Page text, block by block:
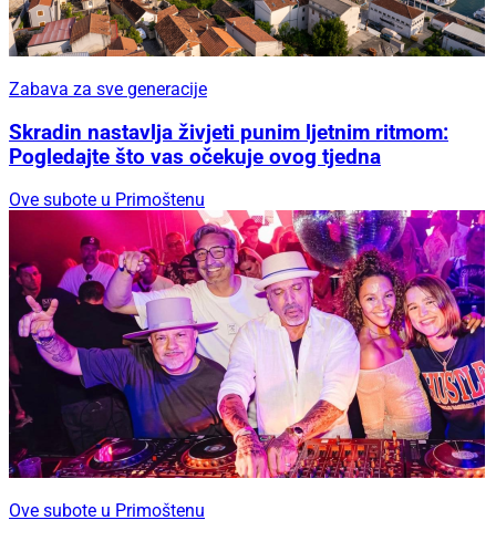
Zabava za sve generacije
Skradin nastavlja živjeti punim ljetnim ritmom:
Pogledajte što vas očekuje ovog tjedna
Ove subote u Primoštenu
Ove subote u Primoštenu